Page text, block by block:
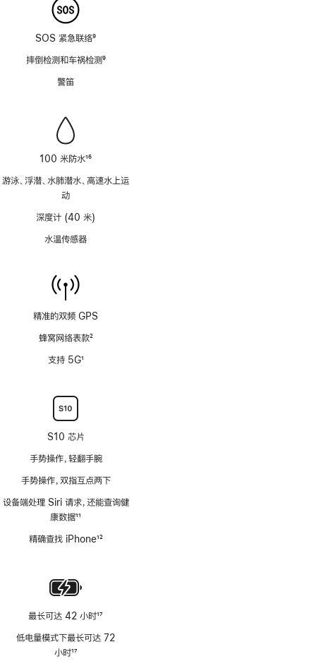
SOS 紧急联络
注
9
摔倒检测和车祸检测9
警笛
100 米防水
注
16
游泳、浮潜、水肺潜水、高速水上运
动
深度计 (40 米)
水温传感器
精准的双频 GPS
蜂窝网络表款
注
2
支持 5G1
S10 芯片
手势操作，轻翻手腕
手势操作，双指互点两下
设备端处理 Siri 请求，还能查询健
康数据11
精确查找 iPhone12
最长可达 42 小时
注
17
低电量模式下最长可达 72
小时17